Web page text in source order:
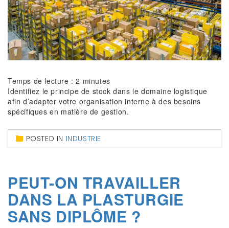
Temps de lecture :2 minutes
Identifiez le principe de stock dans le domaine logistique
afin d’adapter votre organisation interne à des besoins
spécifiques en matière de gestion.
POSTED IN INDUSTRIE
PEUT-ON TRAVAILLER
DANS LA PLASTURGIE
SANS DIPLÔME ?